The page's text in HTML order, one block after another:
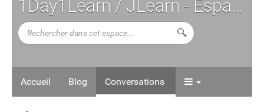
1Day1Learn / JLearn - Espace d'Auto-formation
Rechercher
dans
Lancer la recherche
Accueil Blog Conversations